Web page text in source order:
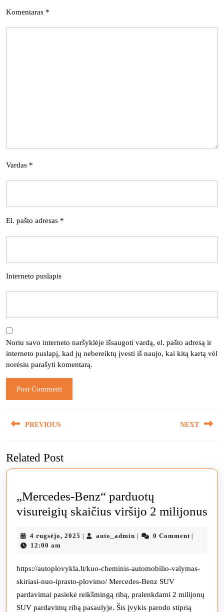
Komentaras *
Vardas *
El. pašto adresas *
Interneto puslapis
Noriu savo interneto naršyklėje išsaugoti vardą, el. pašto adresą ir
interneto puslapį, kad jų nebereiktų įvesti iš naujo, kai kitą kartą vėl
norėsiu parašyti komentarą.
tarp
PREVIOUS
post:
NEXT
Related Post
„Mercedes-Benz“ parduotų
visureigių skaičius viršijo 2 milijonus
4 rugsėjo, 2025 4| auto_admin auto_admin
| 0 Comment |
12:00 am
https://autoplovykla.lt/kuo-cheminis-automobilio-valymas-
skiriasi-nuo-iprasto-plovimo/ Mercedes-Benz SUV
pardavimai pasiekė reikšmingą ribą, pralenkdami 2 milijonų
SUV pardavimų ribą pasaulyje. Šis įvykis parodo stiprią